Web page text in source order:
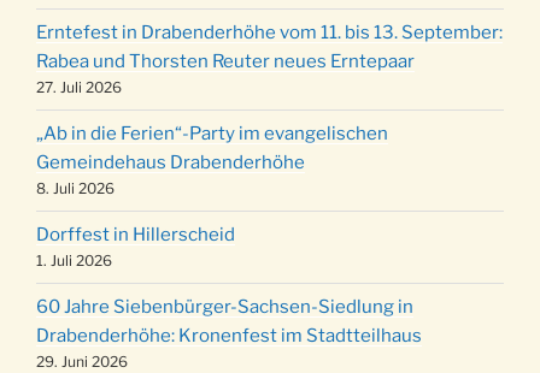
24.12.
Familiengottesdienst mit Krippenspiel im Ev.
Gemeindehaus um 15:00 Uhr
24.12. Familiengottesdienst in der FeG um 16 Uhr
24.12.
Weihnachtsgottesdienst in der Kirche um
15:00 Uhr
24.12.
Weihnachtsgottesdienst in der Kirche um
18:00 Uhr
24.12.
Christmette mit der ev. Jugend in der Kirche
um 23:00 Uhr
31.12.
Gottesdienst zu Silvester in der Kirche um
18:00 Uhr
Erntefest in Drabenderhöhe vom 11. bis 13. September:
Rabea und Thorsten Reuter neues Erntepaar
27. Juli 2026
„Ab in die Ferien“-Party im evangelischen
Gemeindehaus Drabenderhöhe
8. Juli 2026
Dorffest in Hillerscheid
1. Juli 2026
60 Jahre Siebenbürger-Sachsen-Siedlung in
Drabenderhöhe: Kronenfest im Stadtteilhaus
29. Juni 2026